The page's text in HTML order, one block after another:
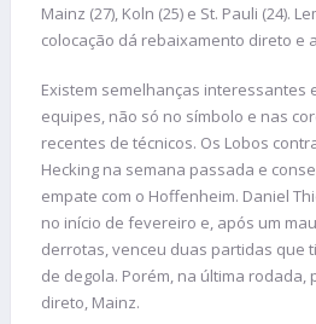
Mainz (27), Koln (25) e St. Pauli (24).
colocação dá rebaixamento direto e
Existem semelhanças interessantes
equipes, não só no símbolo e nas
recentes de técnicos. Os Lobos
Hecking na semana passada e
empate com o Hoffenheim. Daniel
no início de fevereiro e, após um
derrotas, venceu duas partidas que
de degola. Porém, na última rodada,
direto, Mainz.